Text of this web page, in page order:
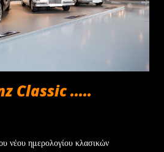
στα €294 και €361 αντίστοιχα.
συνοδεύεται από την 4ετή εγγύηση
Classic .....
νέου ημερολογίου κλασικών